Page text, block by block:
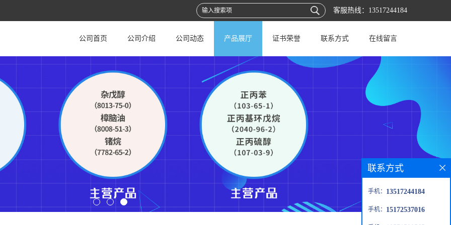
客服热线： 13517244184
公司首页 公司介绍 公司动态 产品展厅 证书荣誉 联系方式 在线留言
联系方式
手机： 13517244184
手机： 15172537016